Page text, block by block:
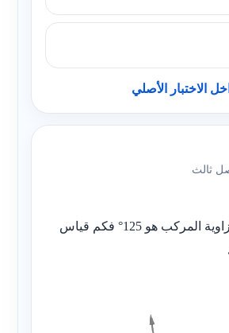
الاختبار الأصلي
ثالث
اذا كان قياس الزاوية المركب هو 125° فكم قياس